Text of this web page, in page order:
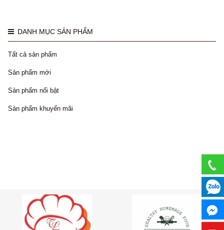
DANH MỤC SẢN PHẨM
Tất cả sản phẩm
Sản phẩm mới
Sản phẩm nổi bật
Sản phẩm khuyến mãi